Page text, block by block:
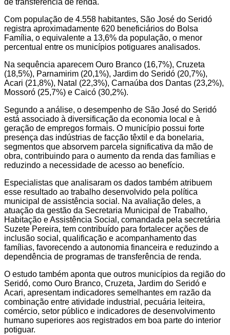
de transferência de renda.
Com população de 4.558 habitantes, São José do Seridó
registra aproximadamente 620 beneficiários do Bolsa
Família, o equivalente a 13,6% da população, o menor
percentual entre os municípios potiguares analisados.
Na sequência aparecem Ouro Branco (16,7%), Cruzeta
(18,5%), Parnamirim (20,1%), Jardim do Seridó (20,7%),
Acari (21,8%), Natal (22,3%), Carnaúba dos Dantas (23,2%),
Mossoró (25,7%) e Caicó (30,2%).
Segundo a análise, o desempenho de São José do Seridó
está associado à diversificação da economia local e à
geração de empregos formais. O município possui forte
presença das indústrias de facção têxtil e da bonelaria,
segmentos que absorvem parcela significativa da mão de
obra, contribuindo para o aumento da renda das famílias e
reduzindo a necessidade de acesso ao benefício.
Especialistas que analisaram os dados também atribuem
esse resultado ao trabalho desenvolvido pela política
municipal de assistência social. Na avaliação deles, a
atuação da gestão da Secretaria Municipal de Trabalho,
Habitação e Assistência Social, comandada pela secretária
Suzete Pereira, tem contribuído para fortalecer ações de
inclusão social, qualificação e acompanhamento das
famílias, favorecendo a autonomia financeira e reduzindo a
dependência de programas de transferência de renda.
O estudo também aponta que outros municípios da região do
Seridó, como Ouro Branco, Cruzeta, Jardim do Seridó e
Acari, apresentam indicadores semelhantes em razão da
combinação entre atividade industrial, pecuária leiteira,
comércio, setor público e indicadores de desenvolvimento
humano superiores aos registrados em boa parte do interior
potiguar.